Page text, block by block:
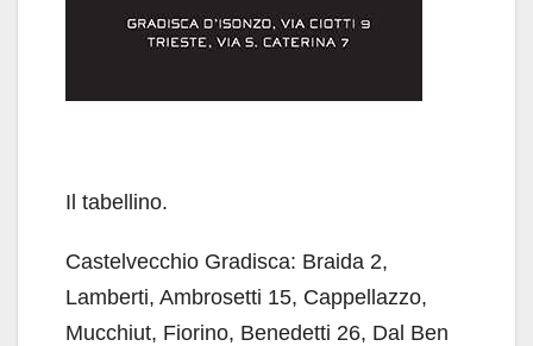
Il tabellino.
Castelvecchio Gradisca: Braida 2,
Lamberti, Ambrosetti 15, Cappellazzo,
Mucchiut, Fiorino, Benedetti 26, Dal Ben